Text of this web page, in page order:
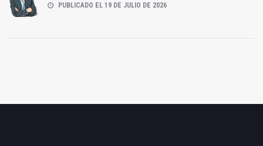
PUBLICADO EL 19 DE JULIO DE 2026